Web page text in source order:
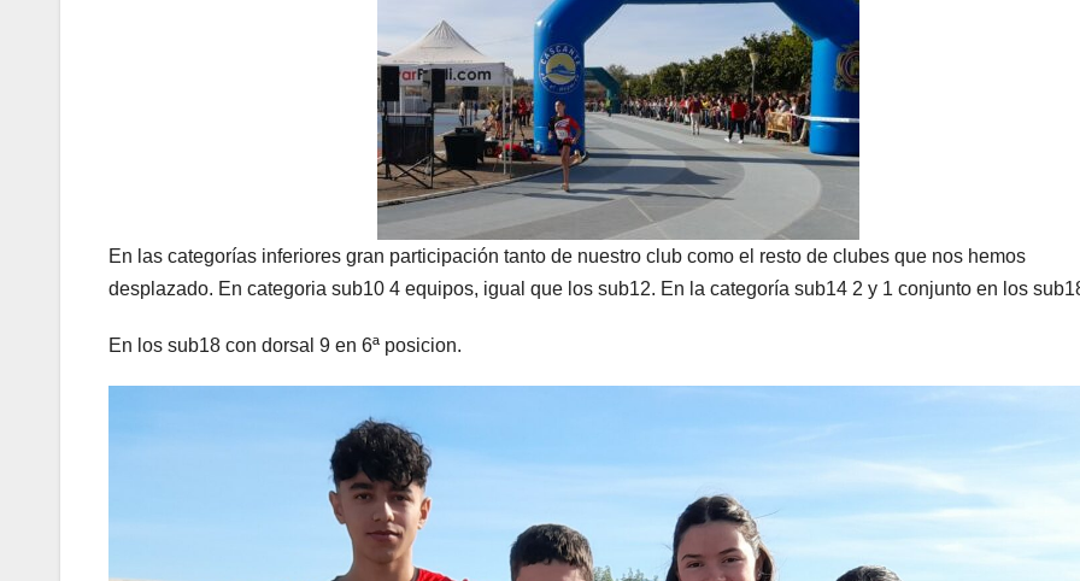
En las categorías inferiores gran participación tanto de nuestro club como el resto de clubes que nos hemos
desplazado. En categoria sub10 4 equipos, igual que los sub12. En la categoría sub14 2 y 1 conjunto en los
En los sub18 con dorsal 9 en 6ª posicion.